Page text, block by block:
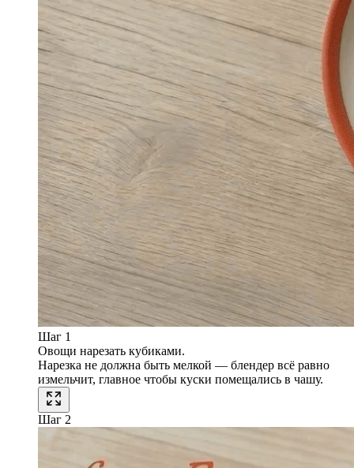
Шаг 1
Овощи нарезать кубиками.
Нарезка не должна быть мелкой — блендер всё равно
измельчит, главное чтобы куски помещались в чашу.
Шаг 2